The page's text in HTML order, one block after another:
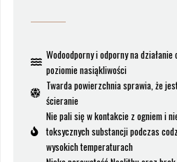
Wodoodporny i odporny na
poziomie nasiąkliwości
Twarda powierzchnia sprawia, że
ścieranie
Nie pali się w kontakcie z ogniem i
toksycznych substancji podczas
wysokich temperaturach